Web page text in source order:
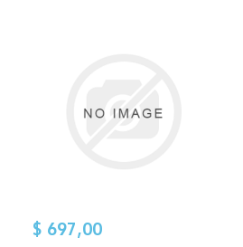
$ 697,00